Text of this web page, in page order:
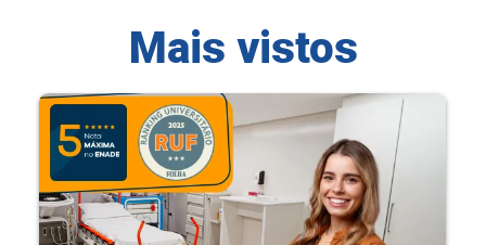
Mais vistos